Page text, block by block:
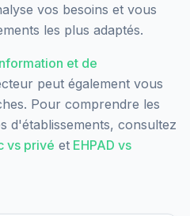
vos besoins et vous
les plus adaptés.
et de
peut également vous
Pour comprendre les
d'établissements, consultez
vs privé et EHPAD vs